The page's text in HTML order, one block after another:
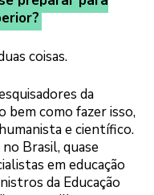
coisas.
da
bem como fazer isso,
e científico.
no Brasil, quase
em educação
da Educação